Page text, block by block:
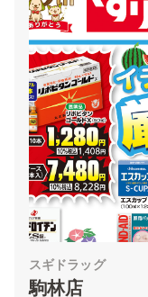
スギドラッグ
駒林店